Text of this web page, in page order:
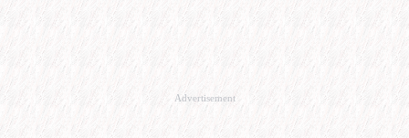
Advertisement